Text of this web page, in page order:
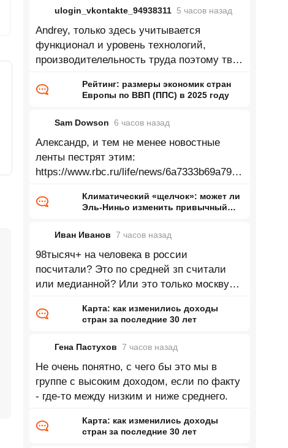
ulogin_vkontakte_94938311 5 часов назад
Andrey, только здесь учитывается
функционал и уровень технологий,
производителельность труда поэтому твой
Рейтинг: размеры экономик стран
Европы по ВВП (ППС) в 2025 году
Sam Dowson 6 часов назад
Александр, и тем не менее новостные
ленты пестрят этим:
https://www.rbc.ru/life/news/6a7333b69a7947
Аттакама, Аризона, Гоби, Такламакан и
Климатический «щелчок»: может ли
Эль-Ниньо изменить привычный
Иван Иванов 7 часов назад
98тысяч+ на человека в россии
посчитали? Это по средней зп считали
или медианной? Или это только москву
доля
Карта: как изменились доходы
стран за последние 30 лет
Гена Пастухов 7 часов назад
Не очень понятно, с чего бы это мы в
группе с высоким доходом, если по факту
- где-то между низким и ниже среднего.
Карта: как изменились доходы
стран за последние 30 лет